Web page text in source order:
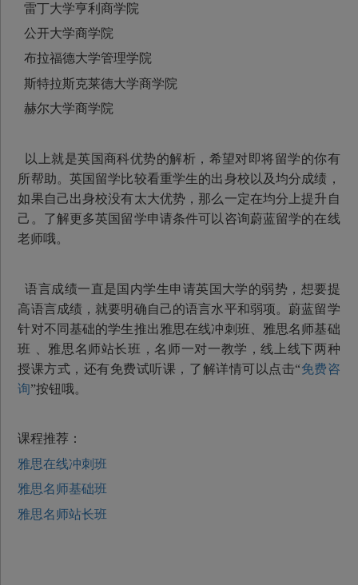
雷丁大学亨利商学院
公开大学商学院
布拉福德大学管理学院
斯特拉斯克莱德大学商学院
赫尔大学商学院
以上就是英国商科优势的解析，希望对即将留学的你有
所帮助。英国留学比较看重学生的出身校以及均分成绩，
如果自己出身校没有太大优势，那么一定在均分上提升自
己。了解更多英国留学申请条件可以咨询蔚蓝留学的在线
老师哦。
语言成绩一直是国内学生申请英国大学的弱势，想要提
高语言成绩，就要明确自己的语言水平和弱项。蔚蓝留学
针对不同基础的学生推出雅思在线冲刺班、雅思名师基础
班 、雅思名师站长班，名师一对一教学，线上线下两种
授课方式，还有免费试听课，了解详情可以点击“免费咨
询”按钮哦。
课程推荐：
雅思在线冲刺班
雅思名师基础班
雅思名师站长班